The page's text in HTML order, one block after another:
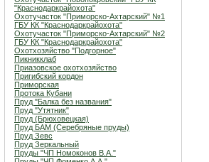
"Краснодаркрайохота"
Охотучасток "Приморско-Ахтарский" №1
ГБУ КК "Краснодаркрайохота"
Охотучасток "Приморско-Ахтарский" №2
ГБУ КК "Краснодаркрайохота"
Охотхозяйство "Подгорное"
Пикникклаб
Приазовское охотхозяйство
Пригибский кордон
Приморская
Протока Кубани
Пруд "Балка без названия"
Пруд "Утятник"
Пруд (Брюховецкая)
Пруд БАМ (Серебряные пруды)
Пруд Зевс
Пруд Зеркальный
Пруды "ЧП Номоконов В.А."